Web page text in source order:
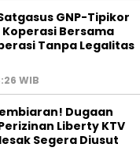
GNP-Tipikor
Bersama
Tanpa Legalitas
WIB
Dugaan
Liberty KTV
Segera Diusut